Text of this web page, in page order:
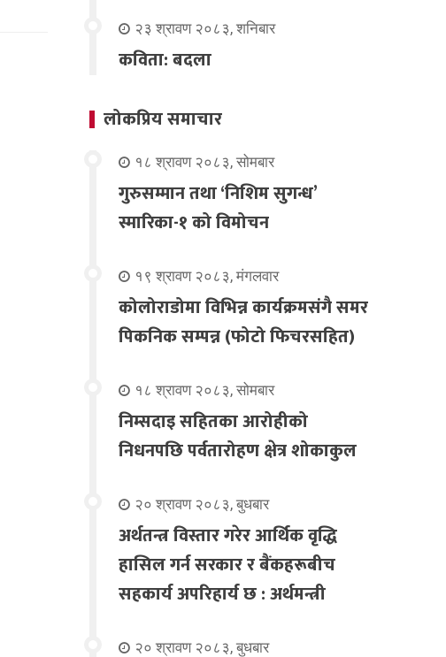
२३ श्रावण २०८३, शनिबार
कविता: बदला
लोकप्रिय समाचार
१८ श्रावण २०८३, सोमबार
गुरुसम्मान तथा ‘निशिम सुगन्ध’
स्मारिका-१ को विमोचन
१९ श्रावण २०८३, मंगलवार
कोलोराडोमा विभिन्न कार्यक्रमसंगै समर
पिकनिक सम्पन्न (फोटो फिचरसहित)
१८ श्रावण २०८३, सोमबार
निम्सदाइ सहितका आरोहीको
निधनपछि पर्वतारोहण क्षेत्र शोकाकुल
२० श्रावण २०८३, बुधबार
अर्थतन्त्र विस्तार गरेर आर्थिक वृद्धि
हासिल गर्न सरकार र बैंकहरूबीच
सहकार्य अपरिहार्य छ : अर्थमन्त्री
२० श्रावण २०८३, बुधबार